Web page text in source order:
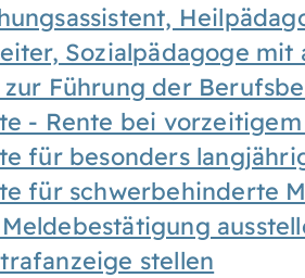
Sozialpädagoge
zur Führung der
- Rente bei
für besonders
für schwerbehinderte
stellen